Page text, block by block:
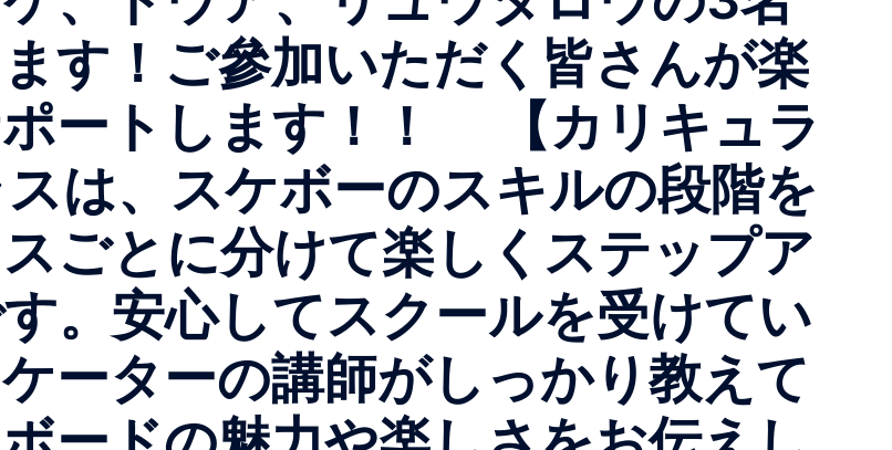
す！ご參加いただく皆さんが楽
ートします！！ 【カリキュラ
は、スケボーのスキルの段階を
ごとに分けて楽しくステップア
。安心してスクールを受けてい
ーターの講師がしっかり教えて